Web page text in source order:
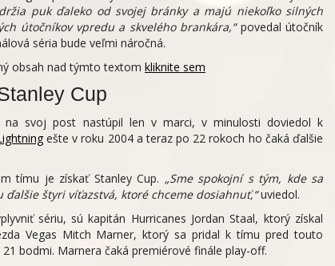
puk ďaleko od svojej bránky a majú niekoľko silných
útočníkov vpredu a skvelého brankára,“povedal útočník
séria bude veľmi náročná.
obsah nad týmto textom kliknite sem
Cup
na svoj post nastúpil len v marci, v minulosti doviedol k
ešte v roku 2004 a teraz po 22 rokoch ho čaká ďalšie
tímu je získať Stanley Cup. „Sme spokojní s tým, kde sa
štyri víťazstvá, ktoré chceme dosiahnuť,“uviedol.
sériu, sú kapitán Hurricanes Jordan Staal, ktorý získal
Vegas Mitch Marner, ktorý sa pridal k tímu pred touto
bodmi. Marnera čaká premiérové finále play-off.